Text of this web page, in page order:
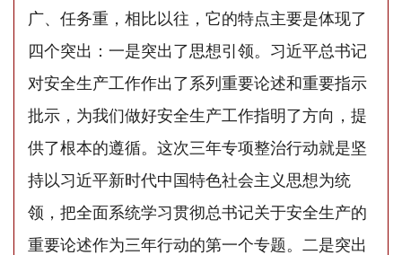
广、任务重，相比以往，它的特点主要是体现了
四个突出：一是突出了思想引领。习近平总书记
对安全生产工作作出了系列重要论述和重要指示
批示，为我们做好安全生产工作指明了方向，提
供了根本的遵循。这次三年专项整治行动就是坚
持以习近平新时代中国特色社会主义思想为统
领，把全面系统学习贯彻总书记关于安全生产的
重要论述作为三年行动的第一个专题。二是突出